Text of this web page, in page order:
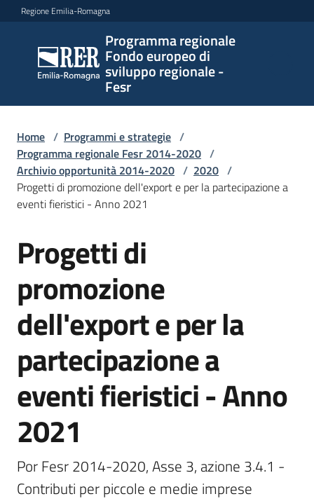
Vai al contenuto
Vai alla navigazione
Vai al footer
Regione Emilia-Romagna
Programma regionale
Fondo europeo di
sviluppo regionale -
Fesr
Programma
regionale
Fondo
europeo di
regionale -
Fesr
Programmi
e
strategie
Opportunità
Progetti
e
Servizi
Home / Programmi e strategie /
Programma regionale Fesr 2014-2020 /
Archivio opportunità 2014-2020 / 2020 /
Progetti di promozione dell'export e per la partecipazione a
eventi fieristici - Anno 2021
Salta al contenuto
Progetti di
promozione
dell'export e per la
partecipazione a
eventi fieristici - Anno
2021
Por Fesr 2014-2020, Asse 3, azione 3.4.1 -
Contributi per piccole e medie imprese